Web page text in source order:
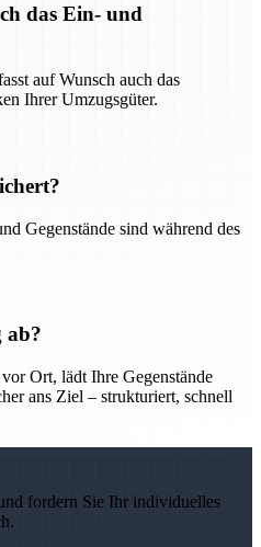
das Ein- und
auf Wunsch auch das
Ihrer Umzugsgüter.
Gegenstände sind während des
ab?
Ort, lädt Ihre Gegenstände
ans Ziel – strukturiert, schnell
fordern Sie Ihr individuelles